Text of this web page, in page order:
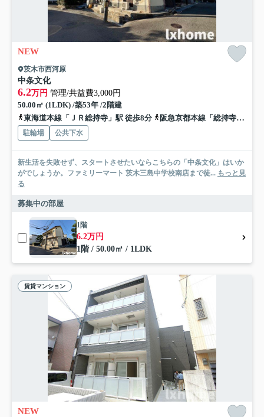
NEW
茨木市西河原
中条文化
6.2万円 管理/共益費3,000円
50.00㎡ (1LDK) /築53年 /2階建
東海道本線「ＪＲ総持寺」駅 徒歩8分
阪急京都本線「総持寺」駅 徒歩15分
駐輪場 公共下水
新生活を失敗せず、スタートさせたいならこちらの「中条文化」はいか
がでしょうか。ファミリーマート 茨木三島中学校南店まで徒... もっと見
る
募集中の部屋
1階
6.2万円
1階 / 50.00㎡ / 1LDK
賃貸マンション
NEW